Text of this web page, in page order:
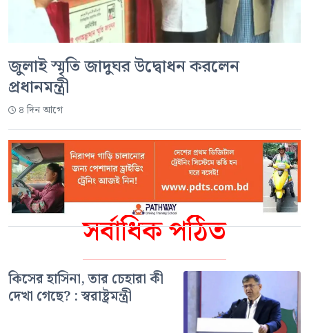
সর্বাধিক পঠিত
কিসের হাসিনা, তার চেহারা কী
দেখা গেছে? : স্বরাষ্ট্রমন্ত্রী
জুলাই স্মৃতি জাদুঘর উদ্বোধন করলেন
প্রধানমন্ত্রী
৪ দিন আগে